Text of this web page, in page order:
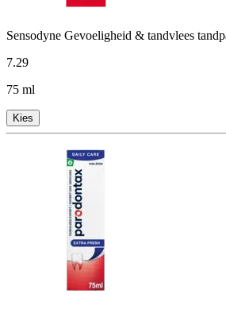
Sensodyne Gevoeligheid & tandvlees
7.29
75 ml
Kies